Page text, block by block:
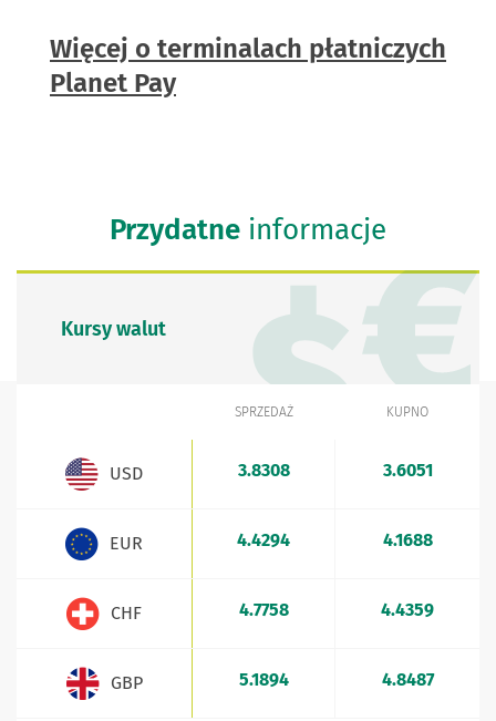
Więcej o terminalach płatniczych
Planet Pay
Przydatne informacje
Kursy walut
SPRZEDAŻ KUPNO
USD 3.8308 3.6051
EUR 4.4294 4.1688
CHF 4.7758 4.4359
GBP 5.1894 4.8487